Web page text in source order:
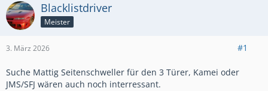
Blacklistdriver
Meister
3. März 2026 #1
Suche Mattig Seitenschweller für den 3 Türer, Kamei oder
JMS/SFJ wären auch noch interressant.